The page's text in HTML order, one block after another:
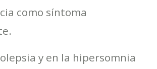
como síntoma
y en la hipersomnia